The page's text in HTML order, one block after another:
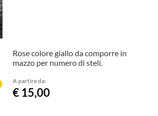
Rose colore giallo da comporre in
mazzo per numero di steli.
A partire da:
€ 15,00